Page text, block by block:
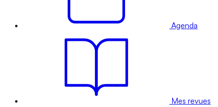
Agenda
Mes revues